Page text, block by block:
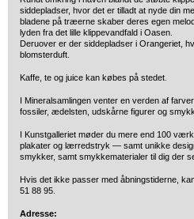
siddepladser, hvor det er tilladt at nyde din
bladene på træerne skaber deres egen
lyden fra det lille klippevandfald i Oasen.
Deruover er der siddepladser i Orangeriet,
blomsterduft.
Kaffe, te og juice kan købes på stedet.
I Mineralsamlingen venter en verden af
fossiler, ædelsten, udskårne figurer og
I Kunstgalleriet møder du mere end 100
plakater og lærredstryk — samt unikke
smykker, samt smykkematerialer til dig der
Hvis det ikke passer med åbningstiderne,
51 88 95.
Adresse: